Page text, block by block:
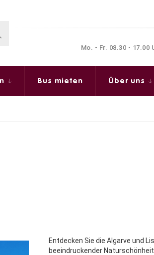
Mo. - Fr. 08.30 - 17.00
Bus mieten Über uns
Entdecken Sie die Algarve und
beeindruckender